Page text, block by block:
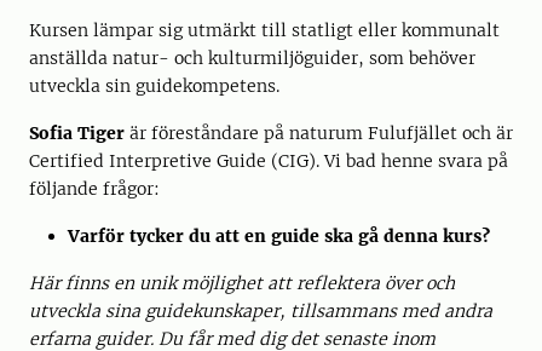
Kursen lämpar sig utmärkt till statligt eller kommunalt
anställda natur- och kulturmiljöguider, som behöver
utveckla sin guidekompetens.
Sofia Tiger är föreståndare på naturum Fulufjället och är
Certified Interpretive Guide (CIG). Vi bad henne svara på
följande frågor:
Varför tycker du att en guide ska gå denna kurs?
Här finns en unik möjlighet att reflektera över och
utveckla sina guidekunskaper, tillsammans med andra
erfarna guider. Du får med dig det senaste inom